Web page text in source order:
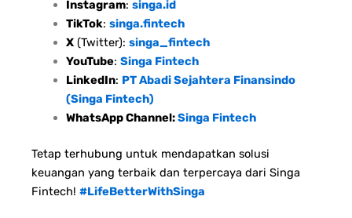
Instagram: singa.id
TikTok: singa.fintech
X(Twitter): singa_fintech
YouTube: Singa Fintech
LinkedIn: PT Abadi Sejahtera Finansindo
(Singa Fintech)
WhatsApp Channel:Singa Fintech
Tetap terhubung untuk mendapatkan solusi
keuangan yang terbaik dan terpercaya dari Singa
Fintech! #LifeBetterWithSinga